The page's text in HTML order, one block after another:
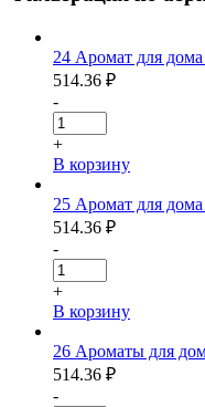
24 Аромат для
514.36 ₽
-
+
В корзину
25 Аромат для
514.36 ₽
-
+
В корзину
26 Ароматы для
514.36 ₽
-